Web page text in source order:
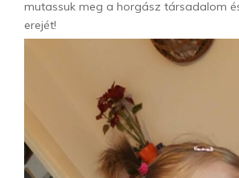
mutassuk meg a horgász társadalom
erejét!